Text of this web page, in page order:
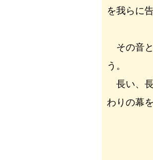
を我らに
その音
う。
長い、
わりの幕を